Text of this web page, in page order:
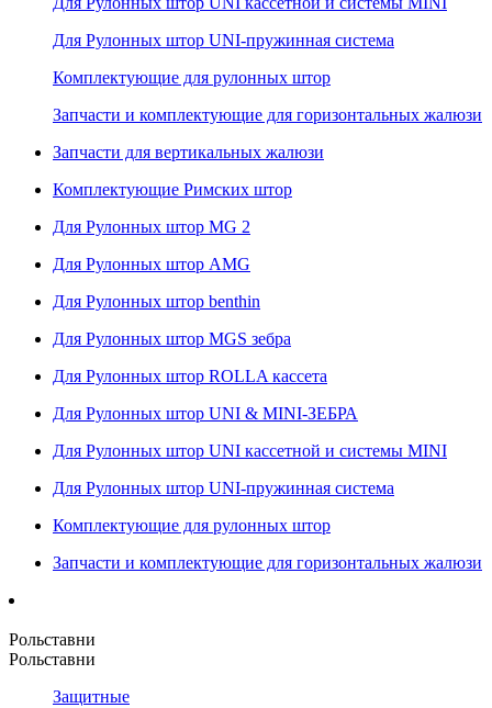
Для Рулонных штор UNI-пружинная система
Комплектующие для рулонных штор
Запчасти и комплектующие для горизонтальных жалюзи
Запчасти для вертикальных жалюзи
Комплектующие Римских штор
Для Рулонных штор MG 2
Для Рулонных штор AMG
Для Рулонных штор benthin
Для Рулонных штор MGS зебра
Для Рулонных штор ROLLA кассета
Для Рулонных штор UNI & MINI-ЗЕБРА
Для Рулонных штор UNI кассетной и системы MINI
Для Рулонных штор UNI-пружинная система
Комплектующие для рулонных штор
Запчасти и комплектующие для горизонтальных жалюзи
Рольставни
Рольставни
Защитные